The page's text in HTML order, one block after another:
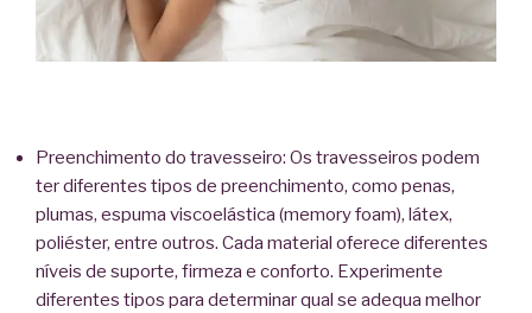
Preenchimento do travesseiro: Os travesseiros podem
ter diferentes tipos de preenchimento, como penas,
plumas, espuma viscoelástica (memory foam), látex,
poliéster, entre outros. Cada material oferece diferentes
níveis de suporte, firmeza e conforto. Experimente
diferentes tipos para determinar qual se adequa melhor